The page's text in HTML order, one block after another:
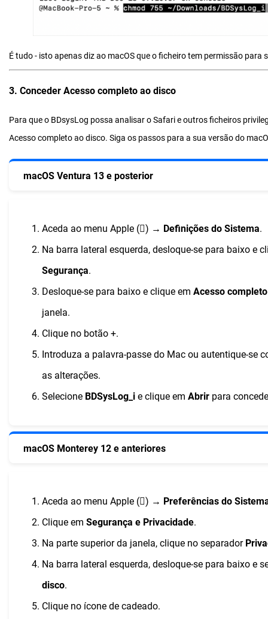
É tudo - isto apenas diz ao macOS que o ficheiro tem permissão para
3. Conceder Acesso completo ao disco
Para que o BDsysLog possa analisar o Safari e outros ficheiros
Acesso completo ao disco. Siga os passos para a sua versão do
macOS Ventura 13 e posterior
Aceda ao menu Apple () → Definições do Sistema.
Na barra lateral esquerda, desloque-se para baixo e
Segurança.
Desloque-se para baixo e clique em Acesso
janela.
Clique no botão +.
Introduza a palavra-passe do Mac ou autentique-se
as alterações.
Selecione BDSysLog_i e clique em Abrir para
macOS Monterey 12 e anteriores
Aceda ao menu Apple () → Preferências do
Clique em Segurança e Privacidade.
Na parte superior da janela, clique no separador
Na barra lateral esquerda, desloque-se para baixo e
disco.
Clique no ícone de cadeado.